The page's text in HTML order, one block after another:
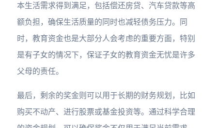
本生活需求得到满足，包括偿还房贷、汽车贷款等高
额负担，确保生活质量的同时也减轻债务压力。同
时，教育资金也是大部分人会考虑的重要方面，特别
是有子女的情况下，保证子女的教育资金无忧是许多
父母的责任。
最后，剩余的奖金则可以用于长期的财务规划，比如
购买不动产、进行股票或基金投资等。通过科学合理